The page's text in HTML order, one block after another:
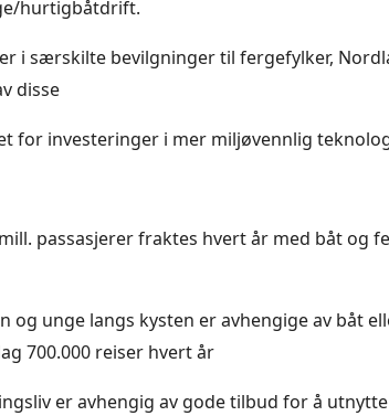
hurtigbåtdrift.
i særskilte bevilgninger til fergefylker,
disse
for investeringer i mer miljøvennlig
passasjerer fraktes hvert år med båt og
og unge langs kysten er avhengige av båt
700.000 reiser hvert år
er avhengig av gode tilbud for å